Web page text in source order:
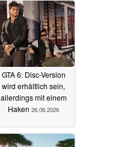
GTA 6: Disc-Version
wird erhältlich sein,
allerdings mit einem
Haken 26.06.2026